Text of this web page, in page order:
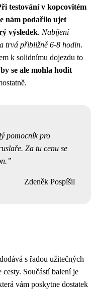
testování v kopcovitém
nám podařilo ujet
výsledek. Nabíjení
trvá přibližně 6-8 hodin.
k solidnímu dojezdu to
se ale mohla hodit
pomocník pro
Za tu cenu se
Zdeněk Pospíšil
s řadou užitečných
Součástí balení je
vám poskytne dostatek